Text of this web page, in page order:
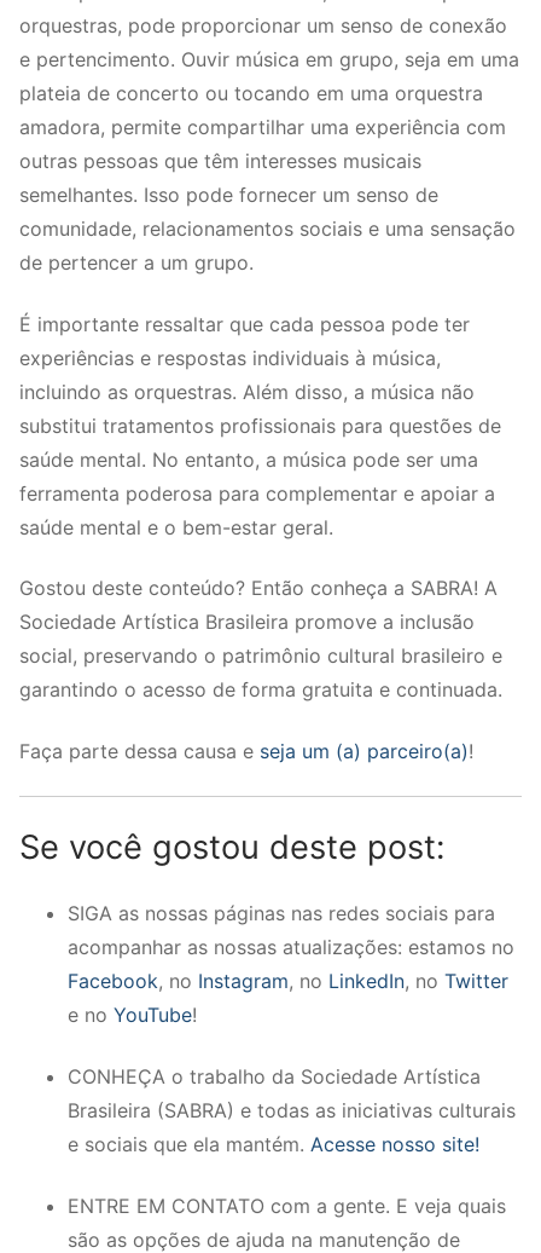
orquestras, pode proporcionar um senso de conexão
e pertencimento. Ouvir música em grupo, seja em uma
plateia de concerto ou tocando em uma orquestra
amadora, permite compartilhar uma experiência com
outras pessoas que têm interesses musicais
semelhantes. Isso pode fornecer um senso de
comunidade, relacionamentos sociais e uma sensação
de pertencer a um grupo.
É importante ressaltar que cada pessoa pode ter
experiências e respostas individuais à música,
incluindo as orquestras. Além disso, a música não
substitui tratamentos profissionais para questões de
saúde mental. No entanto, a música pode ser uma
ferramenta poderosa para complementar e apoiar a
saúde mental e o bem-estar geral.
Gostou deste conteúdo? Então conheça a SABRA! A
Sociedade Artística Brasileira promove a inclusão
social, preservando o patrimônio cultural brasileiro e
garantindo o acesso de forma gratuita e continuada.
Faça parte dessa causa e seja um (a) parceiro(a)!
Se você gostou deste post:
SIGA as nossas páginas nas redes sociais para
acompanhar as nossas atualizações: estamos no
Facebook, no Instagram, no LinkedIn, no Twitter
e no YouTube!
CONHEÇA o trabalho da Sociedade Artística
Brasileira (SABRA) e todas as iniciativas culturais
e sociais que ela mantém. Acesse nosso site!
ENTRE EM CONTATO com a gente. E veja quais
são as opções de ajuda na manutenção de